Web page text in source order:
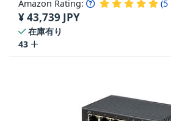
Amazon Rating: (5
¥43,739 JPY
在庫有り
43